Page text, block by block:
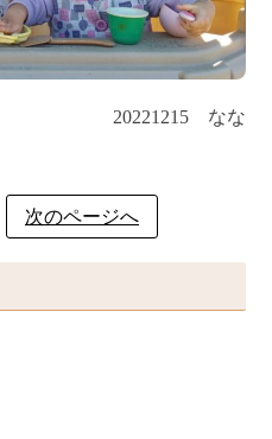
20221215 なな
次のページへ